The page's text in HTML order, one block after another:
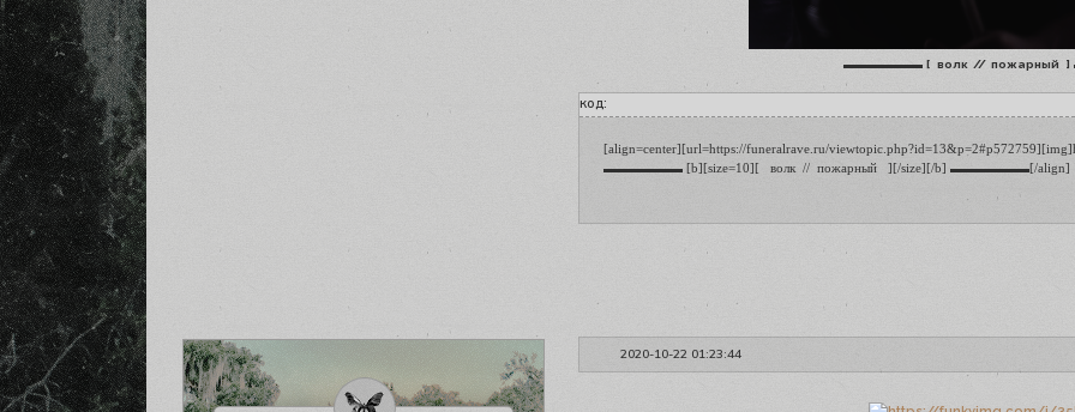
▬▬▬▬▬▬ [ волк // пожарный ]
код:
[align=center][url=https://funeralrave.ru/
▬▬▬▬▬▬ [b][size=10][   волк  //  пожарный   ][/size][/b] ▬▬▬▬▬▬[/align]
2020-10-22 01:23:44